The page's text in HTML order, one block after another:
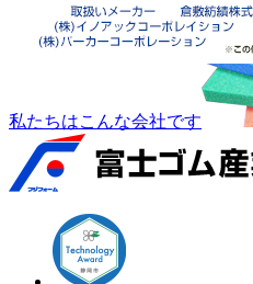
私たちはこんな会社です